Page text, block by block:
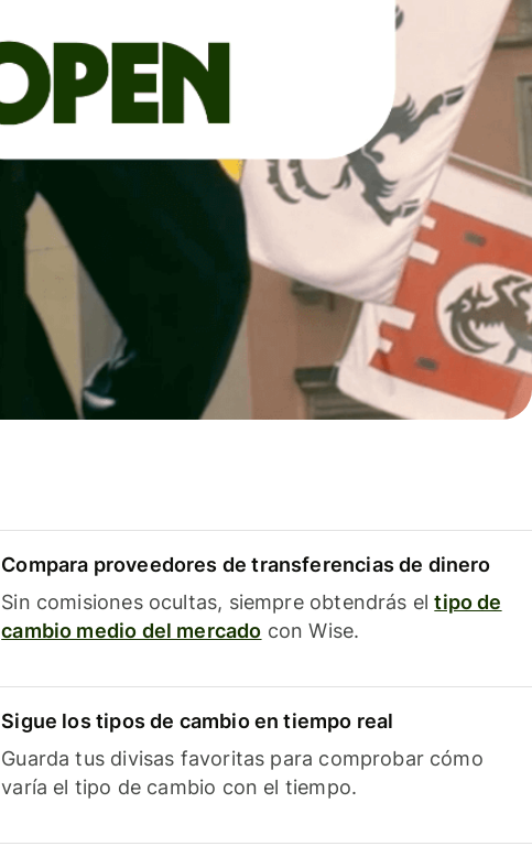
Compara proveedores de transferencias de dinero
Sin comisiones ocultas, siempre obtendrás eltipo de
cambio medio del mercado con Wise.
Sigue los tipos de cambio en tiempo real
Guarda tus divisas favoritas para comprobar cómo
varía el tipo de cambio con el tiempo.